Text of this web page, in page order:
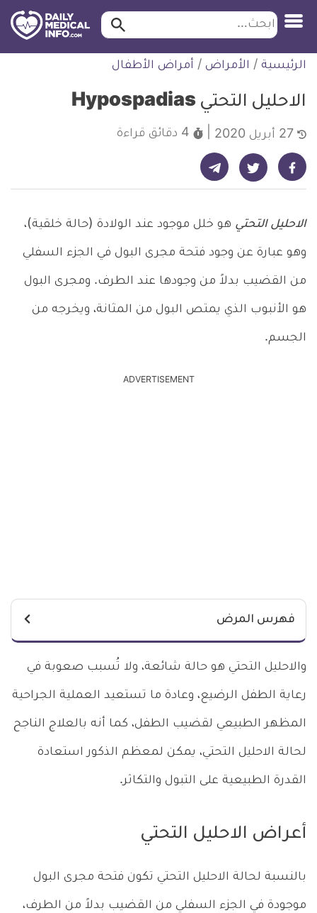
التخطي
للمحتوى
ابحث ابحث…
الرئيسية / الأمراض / أمراض الأطفال
الاحليل التحتي Hypospadias
4 دقائق قراءة
شارك على فيسبوك - ديلي ميديكال انفو شارك على تويتر - ديلي ميديكال انفو شارك على تيليجرام - ديلي ميديكال انفو
الاحليل التحتي هو خلل موجود عند الولادة (حالة خلقية)،
وهو عبارة عن وجود فتحة مجرى البول في الجزء السفلي
من القضيب بدلاً من وجودها عند الطرف. ومجرى البول
هو الأنبوب الذي يمتص البول من المثانة، ويخرجه من
الجسم.
ADVERTISEMENT
فهرس المرض
والاحليل التحتي هو حالة شائعة، ولا تُسبب صعوبة في
رعاية الطفل الرضيع، وعادة ما تستعيد العملية الجراحية
المظهر الطبيعي لقضيب الطفل، كما أنه بالعلاج الناجح
لحالة الاحليل التحتي، يمكن لمعظم الذكور استعادة
القدرة الطبيعية على التبول والتكاثر.
أعراض الاحليل التحتي
بالنسبة لحالة الاحليل التحتي تكون فتحة مجرى البول
موجودة في الجزء السفلي من القضيب بدلاً من الطرف،